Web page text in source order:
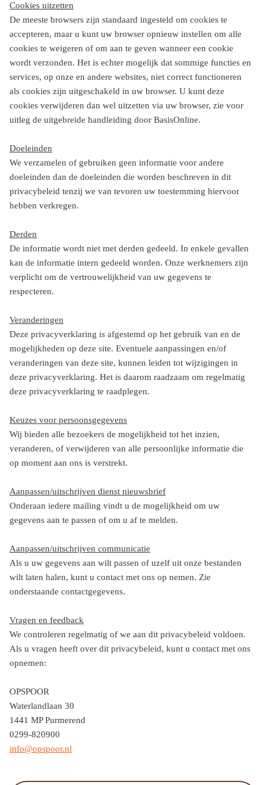
Cookies uitzetten
De meeste browsers zijn standaard ingesteld om cookies te
accepteren, maar u kunt uw browser opnieuw instellen om alle
cookies te weigeren of om aan te geven wanneer een cookie
wordt verzonden. Het is echter mogelijk dat sommige functies en
services, op onze en andere websites, niet correct functioneren
als cookies zijn uitgeschakeld in uw browser. U kunt deze
cookies verwijderen dan wel uitzetten via uw browser, zie voor
uitleg de uitgebreide handleiding door BasisOnline.
Doeleinden
We verzamelen of gebruiken geen informatie voor andere
doeleinden dan de doeleinden die worden beschreven in dit
privacybeleid tenzij we van tevoren uw toestemming hiervoor
hebben verkregen.
Derden
De informatie wordt niet met derden gedeeld. In enkele gevallen
kan de informatie intern gedeeld worden. Onze werknemers zijn
verplicht om de vertrouwelijkheid van uw gegevens te
respecteren.
Veranderingen
Deze privacyverklaring is afgestemd op het gebruik van en de
mogelijkheden op deze site. Eventuele aanpassingen en/of
veranderingen van deze site, kunnen leiden tot wijzigingen in
deze privacyverklaring. Het is daarom raadzaam om regelmatig
deze privacyverklaring te raadplegen.
Keuzes voor persoonsgegevens
Wij bieden alle bezoekers de mogelijkheid tot het inzien,
veranderen, of verwijderen van alle persoonlijke informatie die
op moment aan ons is verstrekt.
Aanpassen/uitschrijven dienst nieuwsbrief
Onderaan iedere mailing vindt u de mogelijkheid om uw
gegevens aan te passen of om u af te melden.
Aanpassen/uitschrijven communicatie
Als u uw gegevens aan wilt passen of uzelf uit onze bestanden
wilt laten halen, kunt u contact met ons op nemen. Zie
onderstaande contactgegevens.
Vragen en feedback
We controleren regelmatig of we aan dit privacybeleid voldoen.
Als u vragen heeft over dit privacybeleid, kunt u contact met ons
opnemen:
OPSPOOR
Waterlandlaan 30
1441 MP Purmerend
0299-820900
info@opspoor.nl